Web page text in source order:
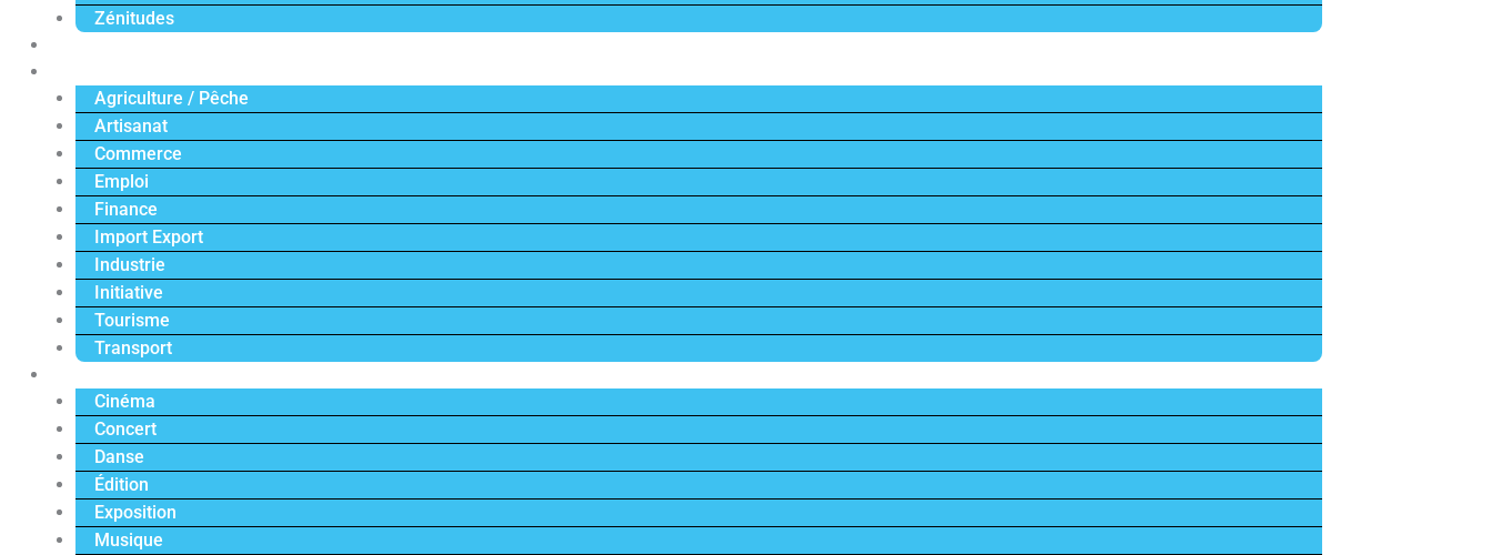
Zénitudes
Agriculture / Pêche
Artisanat
Commerce
Emploi
Finance
Import Export
Industrie
Initiative
Tourisme
Transport
Cinéma
Concert
Danse
Édition
Exposition
Musique